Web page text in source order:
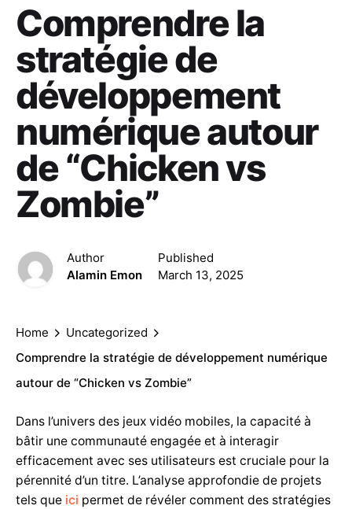
Comprendre la
stratégie de
développement
numérique autour
de “Chicken vs
Zombie”
Author
Alamin Emon
Published
March 13, 2025
Home
Uncategorized
Comprendre la stratégie de développement numérique
autour de “Chicken vs Zombie”
Dans l’univers des jeux vidéo mobiles, la capacité à
bâtir une communauté engagée et à interagir
efficacement avec ses utilisateurs est cruciale pour la
pérennité d’un titre. L’analyse approfondie de projets
tels que ici permet de révéler comment des stratégies